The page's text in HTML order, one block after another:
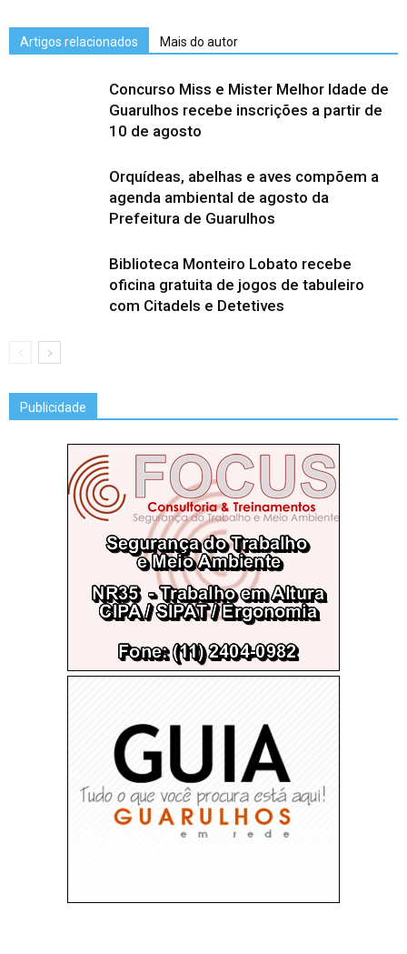
Artigos relacionados Mais do autor
Concurso Miss e Mister Melhor Idade de
Guarulhos recebe inscrições a partir de
10 de agosto
Orquídeas, abelhas e aves compõem a
agenda ambiental de agosto da
Prefeitura de Guarulhos
Biblioteca Monteiro Lobato recebe
oficina gratuita de jogos de tabuleiro
com Citadels e Detetives
Publicidade